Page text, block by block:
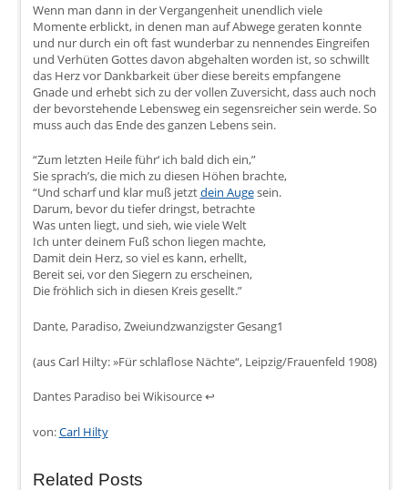
Wenn man dann in der Vergangenheit unendlich viele
Momente erblickt, in denen man auf Abwege geraten konnte
und nur durch ein oft fast wunderbar zu nennendes Eingreifen
und Verhüten Gottes davon abgehalten worden ist, so schwillt
das Herz vor Dankbarkeit über diese bereits empfangene
Gnade und erhebt sich zu der vollen Zuversicht, dass auch noch
der bevorstehende Lebensweg ein segensreicher sein werde. So
muss auch das Ende des ganzen Lebens sein.
“Zum letzten Heile führ‘ ich bald dich ein,”
Sie sprach’s, die mich zu diesen Höhen brachte,
“Und scharf und klar muß jetztdein Augesein.
Darum, bevor du tiefer dringst, betrachte
Was unten liegt, und sieh, wie viele Welt
Ich unter deinem Fuß schon liegen machte,
Damit dein Herz, so viel es kann, erhellt,
Bereit sei, vor den Siegern zu erscheinen,
Die fröhlich sich in diesen Kreis gesellt.”
Dante, Paradiso, Zweiundzwanzigster Gesang1
(aus Carl Hilty: »Für schlaflose Nächte“, Leipzig/Frauenfeld 1908)
Dantes Paradiso bei Wikisource ↩
von:Carl Hilty
Related Posts